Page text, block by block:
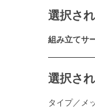
選択さ
組み立てサ
選択さ
タイプ／メ